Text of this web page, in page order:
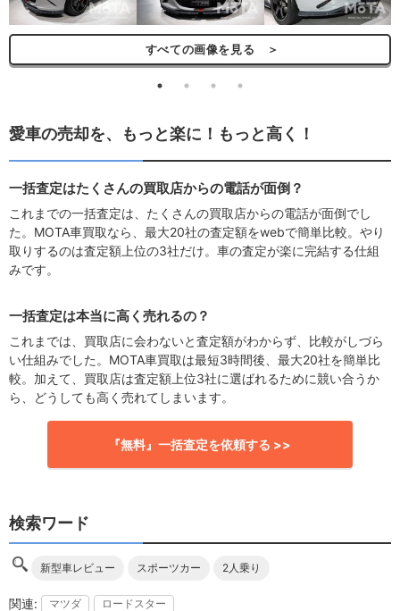
すべての画像を見る ＞
愛車の売却を、もっと楽に！もっと高く！
一括査定はたくさんの買取店からの電話が面倒？
これまでの一括査定は、たくさんの買取店からの電話が面倒でし
た。MOTA車買取なら、最大20社の査定額をwebで簡単比較。やり
取りするのは査定額上位の3社だけ。車の査定が楽に完結する仕組
みです。
一括査定は本当に高く売れるの？
これまでは、買取店に会わないと査定額がわからず、比較がしづら
い仕組みでした。MOTA車買取は最短3時間後、最大20社を簡単比
較。加えて、買取店は査定額上位3社に選ばれるために競い合うか
ら、どうしても高く売れてしまいます。
『無料』一括査定を依頼する >>
検索ワード
新型車レビュー スポーツカー 2人乗り
マツダ ロードスター